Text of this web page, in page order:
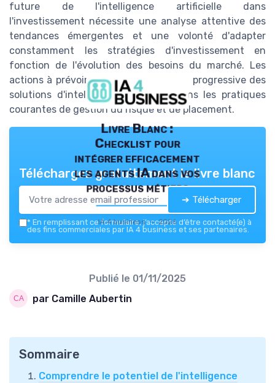
future de l'intelligence artificielle dans
l'investissement nécessite une analyse attentive des
tendances émergentes et une volonté d'adapter
constamment les stratégies d'investissement en
fonction de l'évolution des besoins du marché. Les
actions à prévoir incluent l'intégration progressive des
solutions d'intelligence artificielle dans les pratiques
courantes de gestion du risque et de placement.
Livre Blanc :
Checklist pour
intégrer efficacement
les agents IA dans vos
processus métiers
IA 4 business — 2026
Téléchargez gratuitement le livre blanc
➔ Télécharger
* En remplissant ce formulaire, j’accepte d’être contacté(e) à
des fins commerciales par IA 4 business et ses partenaires.
Publié le 01/11/2025
par Camille Aubertin
Sommaire
Comprendre le potentiel de l'intelligence